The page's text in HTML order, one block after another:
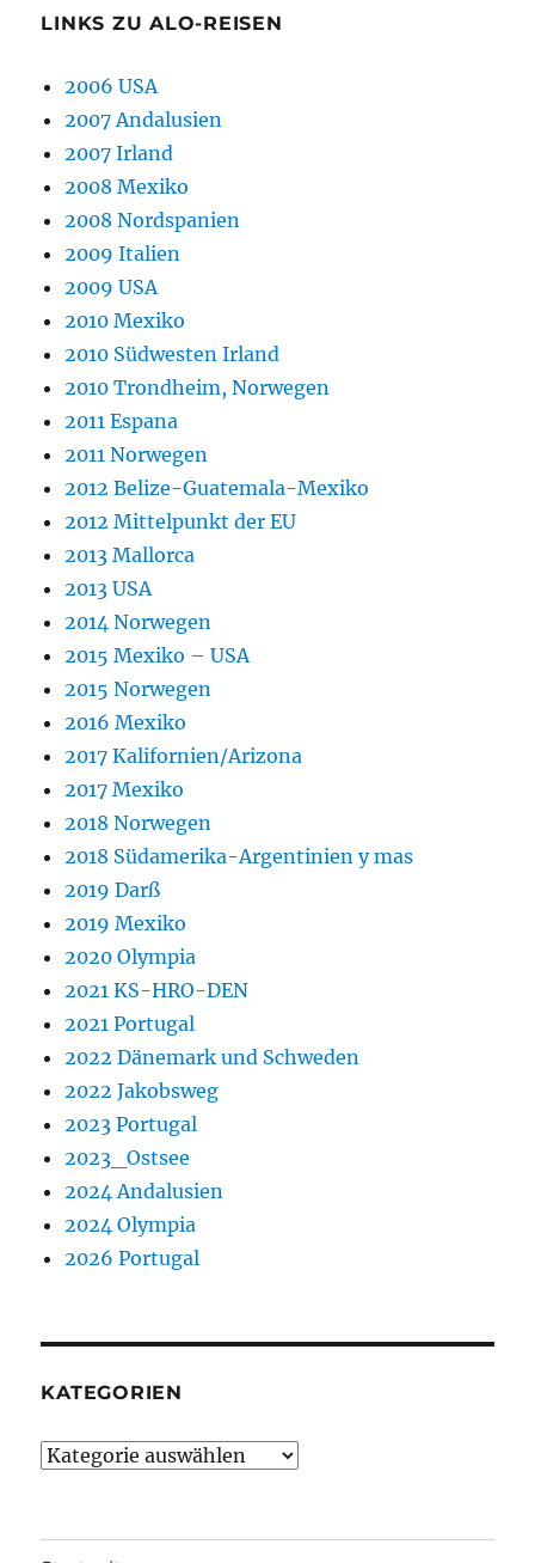
LINKS ZU ALO-REISEN
2006 USA
2007 Andalusien
2007 Irland
2008 Mexiko
2008 Nordspanien
2009 Italien
2009 USA
2010 Mexiko
2010 Südwesten Irland
2010 Trondheim, Norwegen
2011 Espana
2011 Norwegen
2012 Belize-Guatemala-Mexiko
2012 Mittelpunkt der EU
2013 Mallorca
2013 USA
2014 Norwegen
2015 Mexiko – USA
2015 Norwegen
2016 Mexiko
2017 Kalifornien/Arizona
2017 Mexiko
2018 Norwegen
2018 Südamerika-Argentinien y mas
2019 Darß
2019 Mexiko
2020 Olympia
2021 KS-HRO-DEN
2021 Portugal
2022 Dänemark und Schweden
2022 Jakobsweg
2023 Portugal
2023_Ostsee
2024 Andalusien
2024 Olympia
2026 Portugal
KATEGORIEN
Kategorien